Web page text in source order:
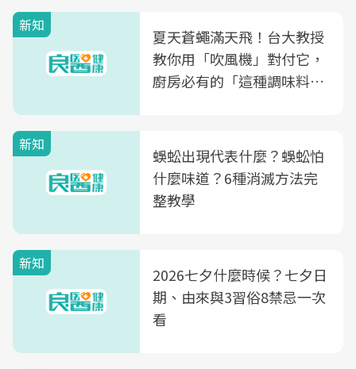
新知
夏天蒼蠅滿天飛！台大教授
教你用「吹風機」對付它，
廚房必有的「這種調味料」
新知
蜈蚣出現代表什麼？蜈蚣怕
什麼味道？6種消滅方法完
整教學
新知
2026七夕什麼時候？七夕日
期、由來與3習俗8禁忌一次
看